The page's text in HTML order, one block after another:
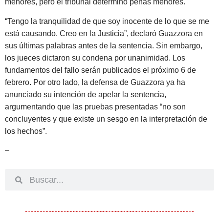
menores, pero el tribunal determinó penas menores.
“Tengo la tranquilidad de que soy inocente de lo que se me
está causando. Creo en la Justicia”, declaró Guazzora en
sus últimas palabras antes de la sentencia. Sin embargo,
los jueces dictaron su condena por unanimidad. Los
fundamentos del fallo serán publicados el próximo 6 de
febrero. Por otro lado, la defensa de Guazzora ya ha
anunciado su intención de apelar la sentencia,
argumentando que las pruebas presentadas “no son
concluyentes y que existe un sesgo en la interpretación de
los hechos”.
–